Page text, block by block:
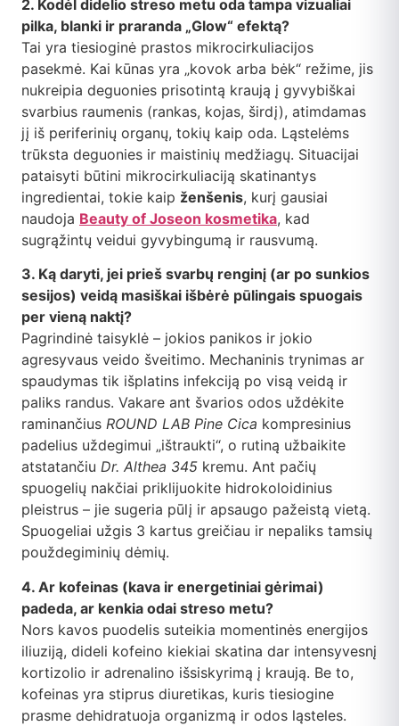
2. Kodėl didelio streso metu oda tampa vizualiai
pilka, blanki ir praranda „Glow“ efektą?
Tai yra tiesioginė prastos mikrocirkuliacijos
pasekmė. Kai kūnas yra „kovok arba bėk“ režime, jis
nukreipia deguonies prisotintą kraują į gyvybiškai
svarbius raumenis (rankas, kojas, širdį), atimdamas
jį iš periferinių organų, tokių kaip oda. Ląstelėms
trūksta deguonies ir maistinių medžiagų. Situacijai
pataisyti būtini mikrocirkuliaciją skatinantys
ingredientai, tokie kaip ženšenis, kurį gausiai
naudoja Beauty of Joseon kosmetika, kad
sugrąžintų veidui gyvybingumą ir rausvumą.
3. Ką daryti, jei prieš svarbų renginį (ar po sunkios
sesijos) veidą masiškai išbėrė pūlingais spuogais
per vieną naktį?
Pagrindinė taisyklė – jokios panikos ir jokio
agresyvaus veido šveitimo. Mechaninis trynimas ar
spaudymas tik išplatins infekciją po visą veidą ir
paliks randus. Vakare ant švarios odos uždėkite
raminančius ROUND LAB Pine Cica kompresinius
padelius uždegimui „ištraukti“, o rutiną užbaikite
atstatančiu Dr. Althea 345 kremu. Ant pačių
spuogelių nakčiai priklijuokite hidrokoloidinius
pleistrus – jie sugeria pūlį ir apsaugo pažeistą vietą.
Spuogeliai užgis 3 kartus greičiau ir nepaliks tamsių
použdegiminių dėmių.
4. Ar kofeinas (kava ir energetiniai gėrimai)
padeda, ar kenkia odai streso metu?
Nors kavos puodelis suteikia momentinės energijos
iliuziją, dideli kofeino kiekiai skatina dar intensyvesnį
kortizolio ir adrenalino išsiskyrimą į kraują. Be to,
kofeinas yra stiprus diuretikas, kuris tiesiogine
prasme dehidratuoja organizmą ir odos ląsteles.